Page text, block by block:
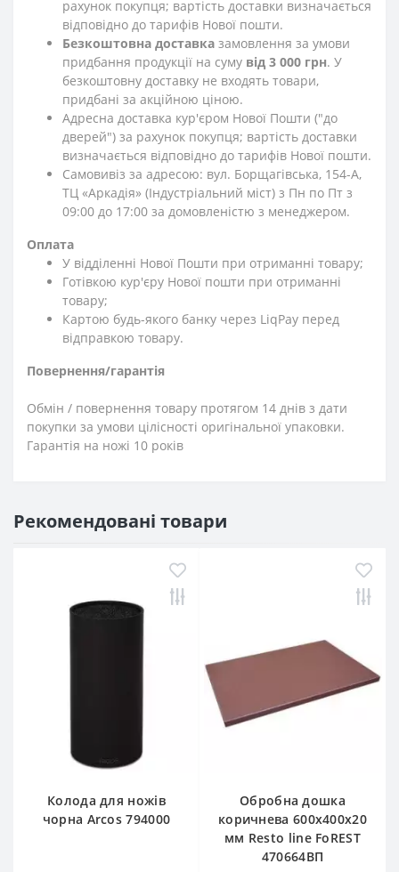
рахунок покупця; вартість доставки визначається
відповідно до тарифів Нової пошти.
Безкоштовна доставка замовлення за умови
придбання продукції на суму від 3 000 грн. У
безкоштовну доставку не входять товари,
придбані за акційною ціною.
Адресна доставка кур'єром Нової Пошти ("до
дверей") за рахунок покупця; вартість доставки
визначається відповідно до тарифів Нової пошти.
Самовивіз за адресою: вул. Борщагівська, 154-А,
ТЦ «Аркадія» (Індустріальний міст) з Пн по Пт з
09:00 до 17:00 за домовленістю з менеджером.
Оплата
У відділенні Нової Пошти при отриманні товару;
Готівкою кур'єру Нової пошти при отриманні
товару;
Картою будь-якого банку через LiqPay перед
відправкою товару.
Повернення/гарантія
Обмін / повернення товару протягом 14 днів з дати
покупки за умови цілісності оригінальної упаковки.
Гарантія на ножі 10 років
Рекомендовані товари
Колода для ножів
чорна Arcos 794000
Обробна дошка
коричнева 600х400х20
мм Resto line FoREST
470664ВП